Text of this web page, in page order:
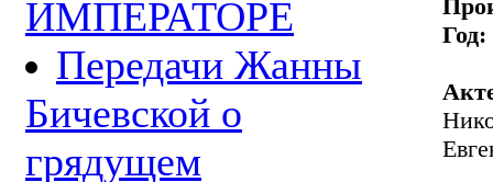
ИМПЕРАТОРЕ
Передачи Жанны
Бичевской о
грядущем
Год: